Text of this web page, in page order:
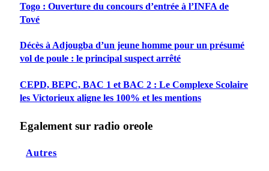
Togo : Ouverture du concours d’entrée à l’INFA de
Tové
Décès à Adjougba d’un jeune homme pour un présumé
vol de poule : le principal suspect arrêté
CEPD, BEPC, BAC 1 et BAC 2 : Le Complexe Scolaire
les Victorieux aligne les 100% et les mentions
Egalement sur radio oreole
Autres